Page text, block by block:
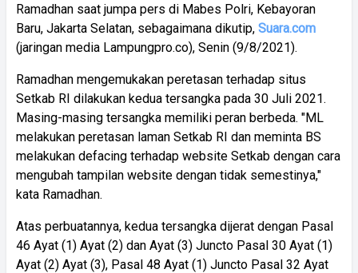
Ramadhan saat jumpa pers di Mabes Polri, Kebayoran
Baru, Jakarta Selatan, sebagaimana dikutip, Suara.com
(jaringan media Lampungpro.co), Senin (9/8/2021).
Ramadhan mengemukakan peretasan terhadap situs
Setkab RI dilakukan kedua tersangka pada 30 Juli 2021.
Masing-masing tersangka memiliki peran berbeda. "ML
melakukan peretasan laman Setkab RI dan meminta BS
melakukan defacing terhadap website Setkab dengan cara
mengubah tampilan website dengan tidak semestinya,"
kata Ramadhan.
Atas perbuatannya, kedua tersangka dijerat dengan Pasal
46 Ayat (1) Ayat (2) dan Ayat (3) Juncto Pasal 30 Ayat (1)
Ayat (2) Ayat (3), Pasal 48 Ayat (1) Juncto Pasal 32 Ayat